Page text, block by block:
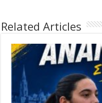
Related Articles